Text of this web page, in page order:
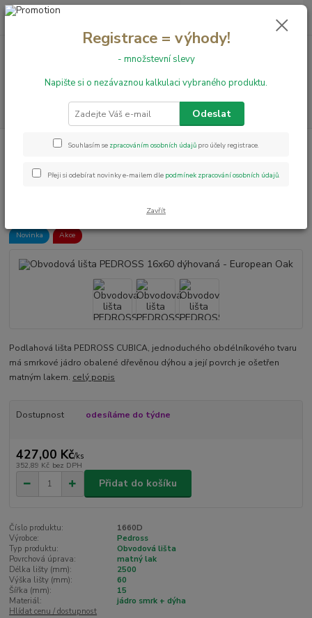
+420 731 199 591 0,00 Kč
Obvodové lišty
Obvodová lišta PEDROSS 16x60 dýhovaná -
Obvodová lišta PEDROSS 16x60
dýhovaná - European Oak
Novinka Akce
Podlahová lišta PEDROSS CUBICA, jednoduchého obdélníkového tvaru
má smrkové jádro obalené dřevěnou dýhou a její povrch je ošetřen
matným lakem. celý popis
Dostupnost odesíláme do týdne
427,00 Kč/ks
352,89 Kč bez DPH
Přidat do košíku
Číslo produktu:
1660D
Výrobce:
Pedross
Typ produktu:
Obvodová lišta
Povrchová úprava:
matný lak
Délka lišty (mm):
2500
Výška lišty (mm):
60
Šířka (mm):
15
Materiál:
jádro smrk + dýha
Hlídat cenu / dostupnost
Registrace = výhody!
- množstevní slevy
Napište si o nezávaznou kalkulaci vybraného produktu.
Odeslat
Souhlasím se zpracováním osobních údajů pro účely registrace.
Přeji si odebírat novinky e-mailem dle podmínek zpracování osobních údajů.
Zavřít